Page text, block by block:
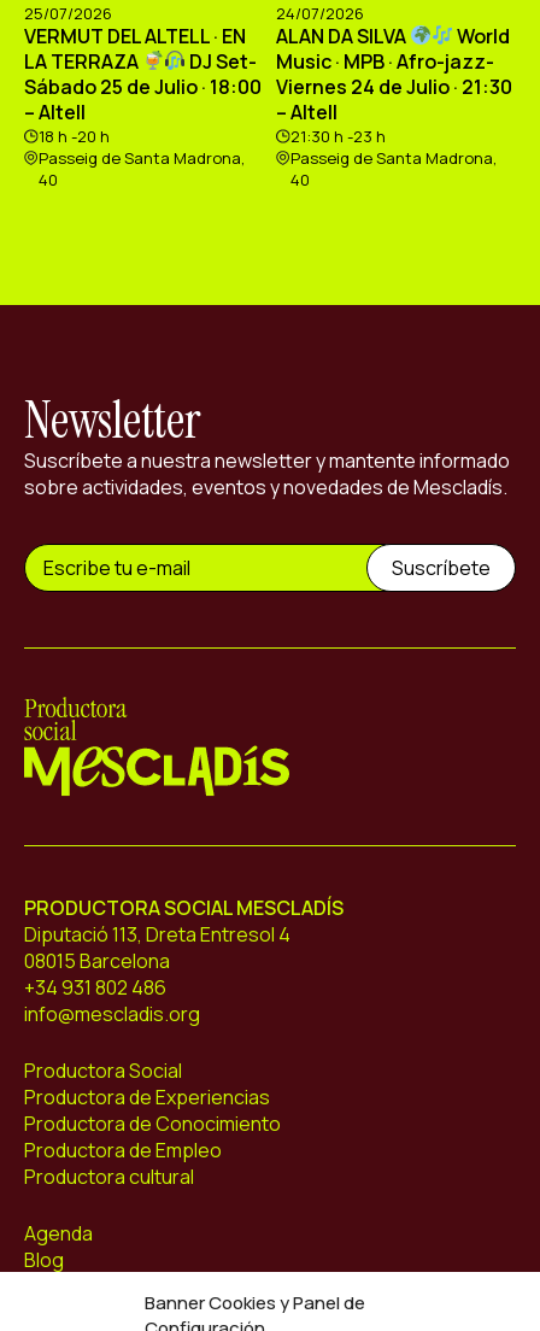
Banner Cookies y Panel de
25/07/2026
VERMUT DEL ALTELL · EN
LA TERRAZA
DJ Set-
Sábado 25 de Julio · 18:00
– Altell
18 h -20 h
Passeig de Santa Madrona,
40
24/07/2026
ALAN DA SILVA
World
Music · MPB · Afro-jazz-
Viernes 24 de Julio · 21:30
– Altell
21:30 h -23 h
Passeig de Santa Madrona,
40
Newsletter
Suscríbete a nuestra newsletter y mantente informado
sobre actividades, eventos y novedades de Mescladís.
PRODUCTORA SOCIAL MESCLADÍS
Diputació 113, Dreta Entresol 4
08015 Barcelona
+34 931 802 486
info@mescladis.org
Productora Social
Productora de Experiencias
Productora de Conocimiento
Productora de Empleo
Productora cultural
Agenda
Blog